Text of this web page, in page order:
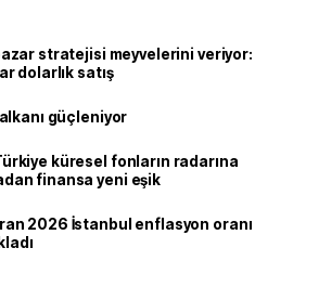
stratejisi meyvelerini veriyor:
dolarlık satış
güçleniyor
küresel fonların radarına
finansa yeni eşik
2026 İstanbul enflasyon oranı